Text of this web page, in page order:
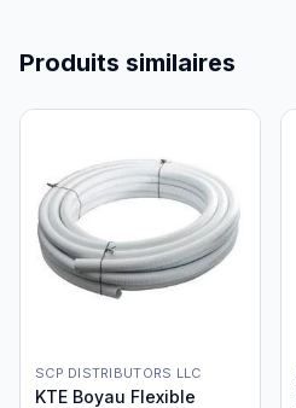
Produits similaires
SCP DISTRIBUTORS LLC
KTE Boyau Flexible